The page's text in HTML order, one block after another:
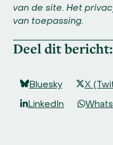
van de site. Het
van toepassing.
Deel dit bericht:
Bluesky X
LinkedIn